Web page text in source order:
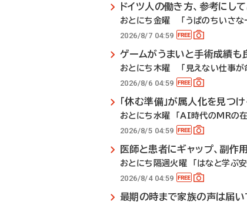
ドイツ人の働き方、参考にし
おとにち金曜 「うぱのちいさな一
2026/8/7 04:59
ゲームがうまいと手術成績も
おとにち木曜 「見えない仕事が命
2026/8/6 04:59
「休む準備」が属人化を見つけ
おとにち水曜 「AI時代のMRの在
2026/8/5 04:59
医師と患者にギャップ、副作
おとにち隔週火曜 「はなと学ぶ安
2026/8/4 04:59
最期の時まで家族の声は届い